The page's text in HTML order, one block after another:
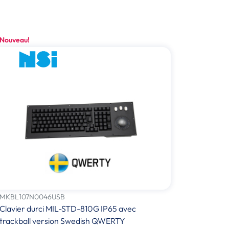
Nouveau!
MKBL107N0046USB
Clavier durci MIL-STD-810G IP65 avec
trackball version Swedish QWERTY